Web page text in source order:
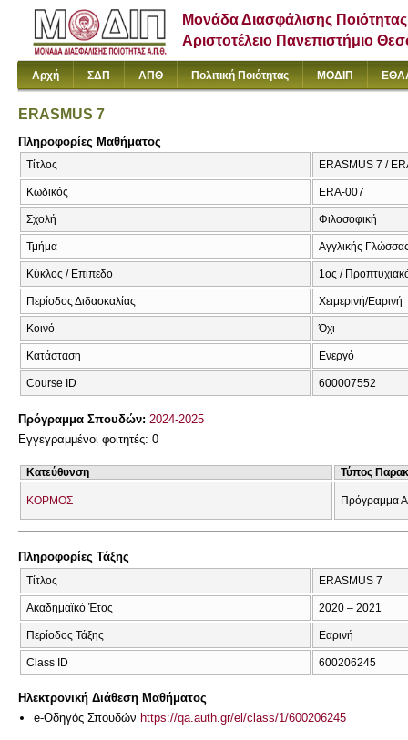
Μονάδα Διασφάλισης Ποιότητας
Αριστοτέλειο Πανεπιστήμιο
Αρχή ΣΔΠ ΑΠΘ Πολιτική Ποιότητας ΜΟΔΙΠ
ERASMUS 7
Πληροφορίες Μαθήματος
Τίτλος ERASMUS 7 /
Κωδικός ERA-007
Σχολή Φιλοσοφική
Τμήμα Αγγλικής
Κύκλος / Επίπεδο 1ος /
Περίοδος Διδασκαλίας Χειμερινή/Εαρινή
Κοινό Όχι
Κατάσταση Ενεργό
Course ID 600007552
Πρόγραμμα Σπουδών: 2024-2025
Εγγεγραμμένοι φοιτητές: 0
Κατεύθυνση Τύπος
ΚΟΡΜΟΣ Πρόγραμμα
Πληροφορίες Τάξης
Τίτλος ERASMUS 7
Ακαδημαϊκό Έτος 2020 – 2021
Περίοδος Τάξης Εαρινή
Class ID 600206245
Ηλεκτρονική Διάθεση Μαθήματος
e-Οδηγός Σπουδών https://qa.auth.gr/el/class/1/600206245